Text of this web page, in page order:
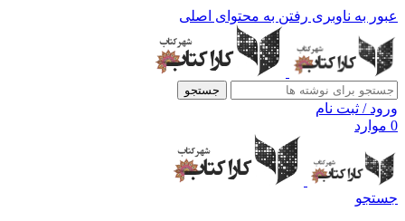
عبور به ناوبری رفتن به محتوای اصلی
جستجو
ورود / ثبت نام
0 موارد
جستجو